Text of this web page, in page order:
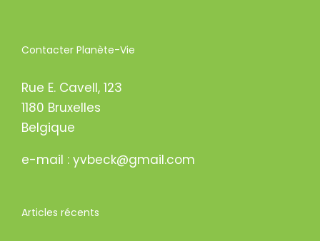
Contacter Planète-Vie
Rue E. Cavell, 123
1180 Bruxelles
Belgique
e-mail : yvbeck@gmail.com
Articles récents